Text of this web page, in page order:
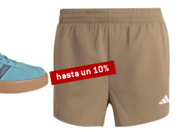
hasta un 10%